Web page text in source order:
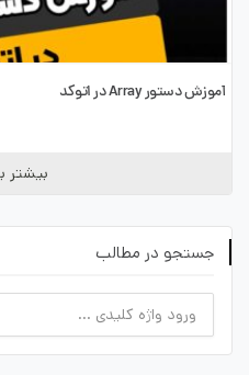
آموزش دستور Array در اتوکد
بیشتر
جستجو در مطالب